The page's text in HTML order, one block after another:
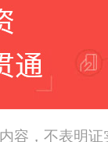
容，不表明